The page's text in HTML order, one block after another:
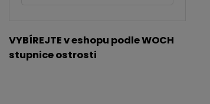
VYBÍREJTE v eshopu podle WOCH
stupnice ostrosti